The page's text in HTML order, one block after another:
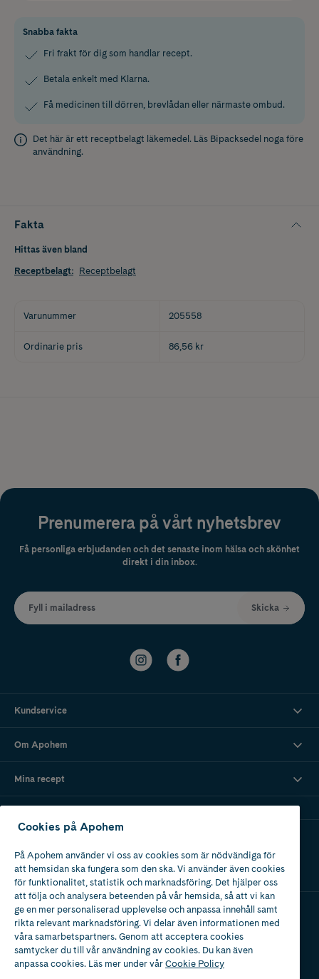
Snabba fakta
Fri frakt för dig som handlar recept.
Betala enkelt med Klarna.
Få medicinen till dörren, brevlådan eller närmaste ombud.
Det här är ett receptbelagt läkemedel. Läs Bipacksedel noga före
användning.
Fakta
Hittas även bland
Receptbelagt: Receptbelagt
Varunummer 205558
Ordinarie pris 86,56 kr
Prenumerera på vårt nyhetsbrev
Få personliga erbjudanden och det senaste inom hälsa och skönhet
direkt i din inbox.
Fyll i mailadress Skicka
Kundservice
Om Apohem
Mina recept
Apotek med tillstånd
av Läkemedelsverket
Cookies på Apohem
På Apohem använder vi oss av cookies som är nödvändiga för
att hemsidan ska fungera som den ska. Vi använder även cookies
för funktionalitet, statistik och marknadsföring. Det hjälper oss
att följa och analysera beteenden på vår hemsida, så att vi kan
ge en mer personaliserad upplevelse och anpassa innehåll samt
rikta relevant marknadsföring. Vi delar även informationen med
våra samarbetspartners. Genom att acceptera cookies
samtycker du till vår användning av cookies. Du kan även
anpassa cookies. Läs mer under vårCookie Policy